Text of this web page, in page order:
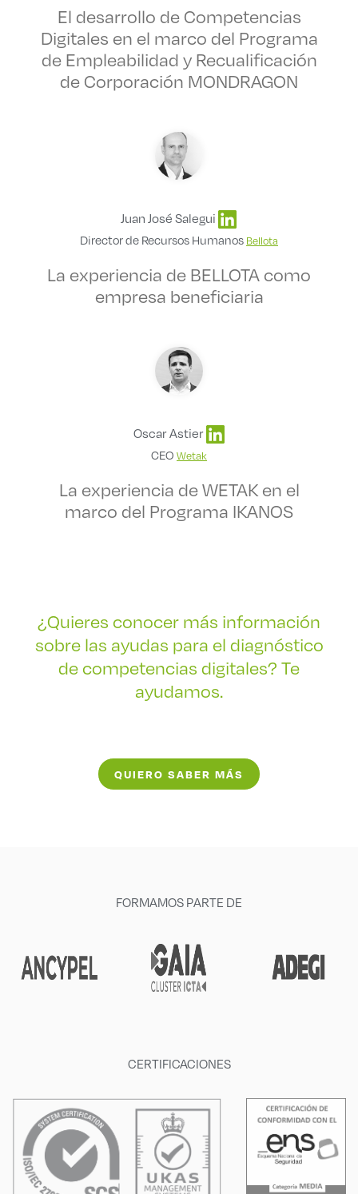
El desarrollo de Competencias
Digitales en el marco del Programa
de Empleabilidad y Recualificación
de Corporación MONDRAGON
Juan José Salegui
Director de Recursos Humanos Bellota
La experiencia de BELLOTA como
empresa beneficiaria
Oscar Astier
CEO Wetak
La experiencia de WETAK en el
marco del Programa IKANOS
¿Quieres conocer más información
sobre las ayudas para el diagnóstico
de competencias digitales? Te
ayudamos.
QUIERO SABER MÁS
FORMAMOS PARTE DE
CERTIFICACIONES